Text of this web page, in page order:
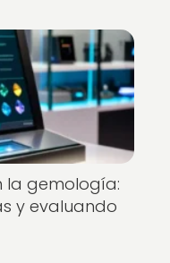
la gemología:
y evaluando